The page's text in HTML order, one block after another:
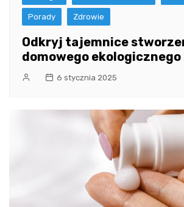
Porady Zdrowie
Odkryj tajemnice
domowego ekologicznego
6 stycznia 2025